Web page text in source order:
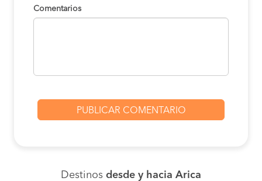
Comentarios
Destinos desde y hacia Arica